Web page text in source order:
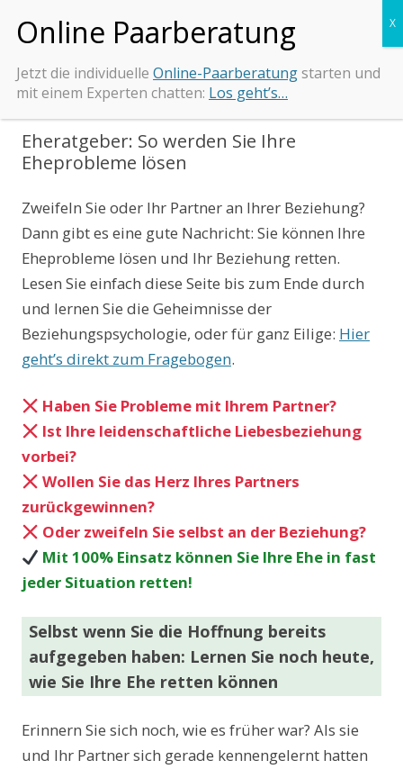
Beziehungs-Retter.de
Inhalt
springen
Eheratgeber: So werden Sie Ihre
Eheprobleme lösen
Zweifeln Sie oder Ihr Partner an Ihrer Beziehung?
Dann gibt es eine gute Nachricht: Sie können Ihre
Eheprobleme lösen und Ihr Beziehung retten.
Lesen Sie einfach diese Seite bis zum Ende durch
und lernen Sie die Geheimnisse der
Beziehungspsychologie, oder für ganz Eilige: Hier
geht’s direkt zum Fragebogen.
Haben Sie Probleme mit Ihrem Partner?
Ist Ihre leidenschaftliche Liebesbeziehung
vorbei?
Wollen Sie das Herz Ihres Partners
zurückgewinnen?
Oder zweifeln Sie selbst an der Beziehung?
Mit 100% Einsatz können Sie Ihre Ehe in fast
jeder Situation retten!
Selbst wenn Sie die Hoffnung bereits
aufgegeben haben: Lernen Sie noch heute,
wie Sie Ihre Ehe retten können
Erinnern Sie sich noch, wie es früher war? Als sie
und Ihr Partner sich gerade kennengelernt hatten
Jetzt die individuelle Online-Paarberatungstarten und
mit einem Experten chatten: Los geht’s…